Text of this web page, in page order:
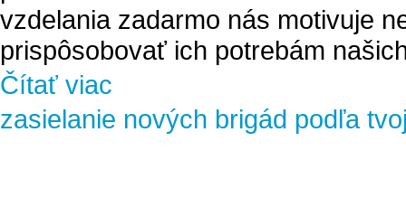
vzdelania zadarmo nás motivuje
prispôsobovať ich potrebám
Čítať viac
zasielanie nových brigád podľa